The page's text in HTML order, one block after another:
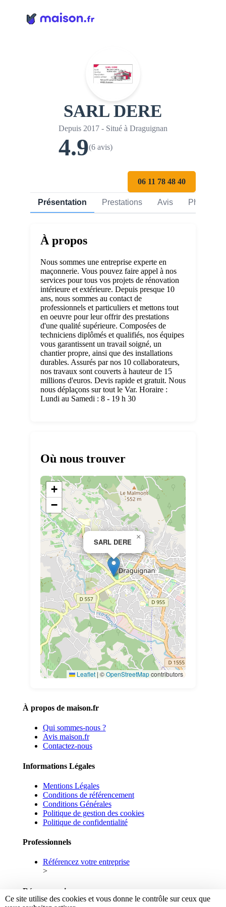
SARL DERE
Depuis 2017 - Situé à Draguignan
4.9(6 avis)
06 11 78 48 40
Présentation Prestations Avis Photos
À propos
Nous sommes une entreprise experte en
maçonnerie. Vous pouvez faire appel à nos
services pour tous vos projets de rénovation
intérieure et extérieure. Depuis presque 10
ans, nous sommes au contact de
professionnels et particuliers et mettons tout
en oeuvre pour leur offrir des prestations
d'une qualité supérieure. Composées de
techniciens diplômés et qualifiés, nos équipes
vous garantissent un travail soigné, un
chantier propre, ainsi que des installations
durables. Assurés par nos 10 collaborateurs,
nos travaux sont couverts à hauteur de 15
millions d'euros. Devis rapide et gratuit. Nous
nous déplaçons sur tout le Var. Horaire :
Lundi au Samedi : 8 - 19 h 30
Où nous trouver
SARL DERE
×
+
−
Leaflet | ©OpenStreetMapcontributors
À propos de maison.fr
Qui sommes-nous ?
Avis maison.fr
Contactez-nous
Informations Légales
Mentions Légales
Conditions de référencement
Conditions Générales
Politique de gestion des cookies
Politique de confidentialité
Professionnels
Référencez votre entreprise
>
Réseaux sociaux
Ce site utilise des cookies et vous donne le contrôle sur ceux que